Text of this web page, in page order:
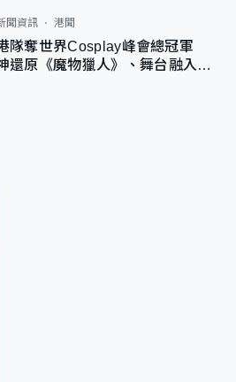
聞資訊 港聞
隊奪世界Cosplay峰會總冠軍
還原《魔物獵人》、舞台融入獅